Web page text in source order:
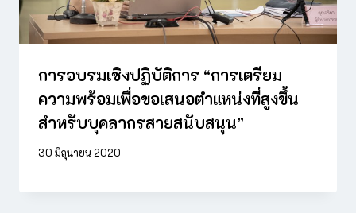
การอบรมเชิงปฏิบัติการ “การเตรียม
ความพร้อมเพื่อขอเสนอตำแหน่งที่สูงขึ้น
สำหรับบุคลากรสายสนับสนุน”
30 มิถุนายน 2020